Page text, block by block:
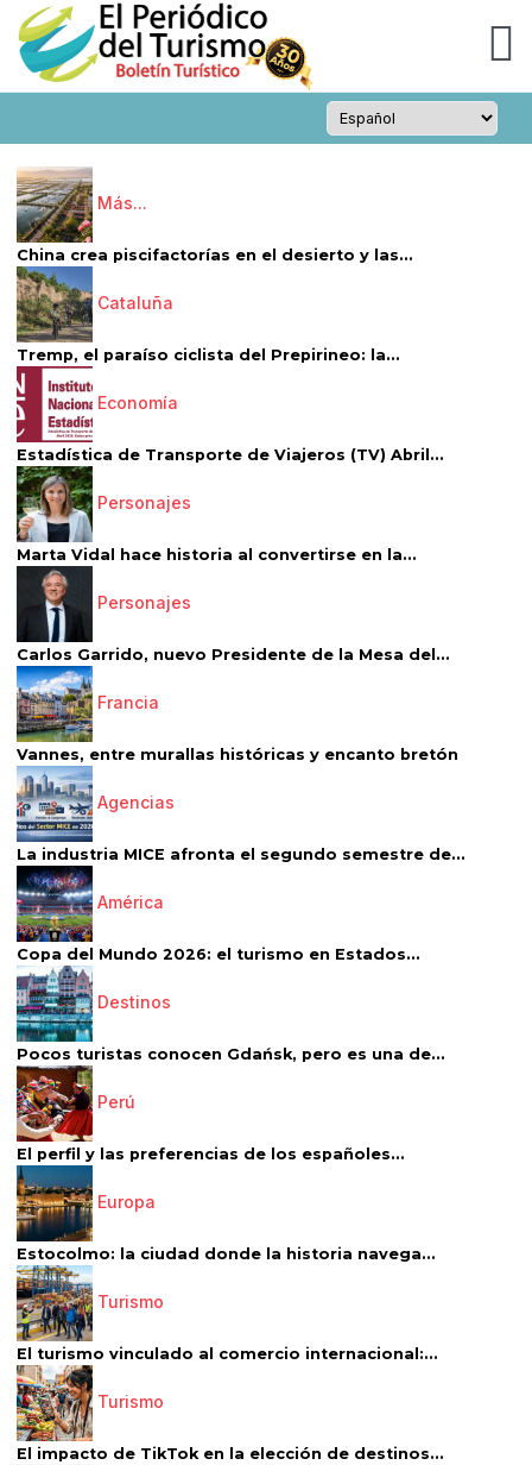
Más...
China crea piscifactorías en el desierto y las...
Cataluña
Tremp, el paraíso ciclista del Prepirineo: la...
Economía
Estadística de Transporte de Viajeros (TV) Abril...
Personajes
Marta Vidal hace historia al convertirse en la...
Personajes
Carlos Garrido, nuevo Presidente de la Mesa del...
Francia
Vannes, entre murallas históricas y encanto bretón
Agencias
La industria MICE afronta el segundo semestre de...
América
Copa del Mundo 2026: el turismo en Estados...
Destinos
Pocos turistas conocen Gdańsk, pero es una de...
Perú
El perfil y las preferencias de los españoles...
Europa
Estocolmo: la ciudad donde la historia navega...
Turismo
El turismo vinculado al comercio internacional:...
Turismo
El impacto de TikTok en la elección de destinos...